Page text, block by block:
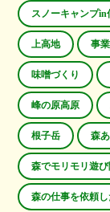
スノーキャンプin
上高地 事
味噌づくり
峰の原高原
根子岳 森
森でモリモリ遊び
森の仕事を依頼